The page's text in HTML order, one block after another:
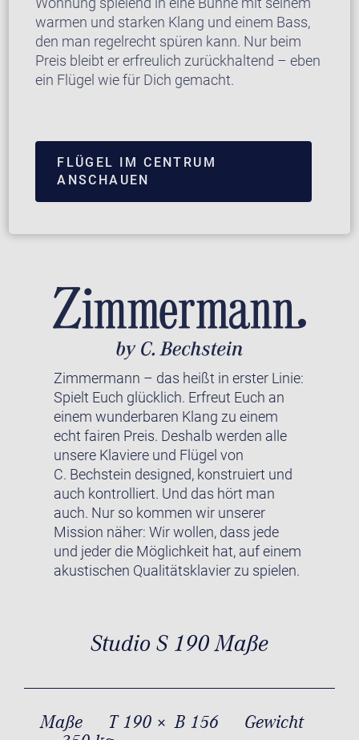
warmen und starken Klang und einem Bass,
den man regelrecht spüren kann. Nur beim
Preis bleibt er erfreulich zurückhaltend – eben
ein Flügel wie für Dich gemacht.
FLÜGEL IM CENTRUM
ANSCHAUEN
Zimmermann – das heißt in erster Linie:
Spielt Euch glücklich. Erfreut Euch an
einem wunderbaren Klang zu einem
echt fairen Preis. Deshalb werden alle
unsere Klaviere und Flügel von
C. Bechstein designed, konstruiert und
auch kontrolliert. Und das hört man
auch. Nur so kommen wir unserer
Mission näher: Wir wollen, dass jede
und jeder die Möglichkeit hat, auf einem
akustischen Qualitätsklavier zu spielen.
Studio S 190 Maße
Maße T 190 × B 156
Gewicht